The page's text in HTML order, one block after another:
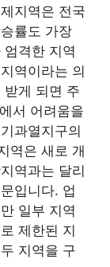
지역은 전국
률도 가장
격한 지역
역이라는 의
받게 되면 주
서 어려움을
과열지구의
역은 새로 개
역과는 달리
입니다. 업
일부 지역
제한된 지
지역을 구